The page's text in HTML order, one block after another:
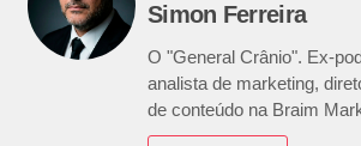
Simon Ferreira
O "General Crânio". Ex-
analista de marketing,
de conteúdo na Braim